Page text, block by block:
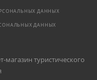
ДАННЫХ
ДАННЫХ
туристического